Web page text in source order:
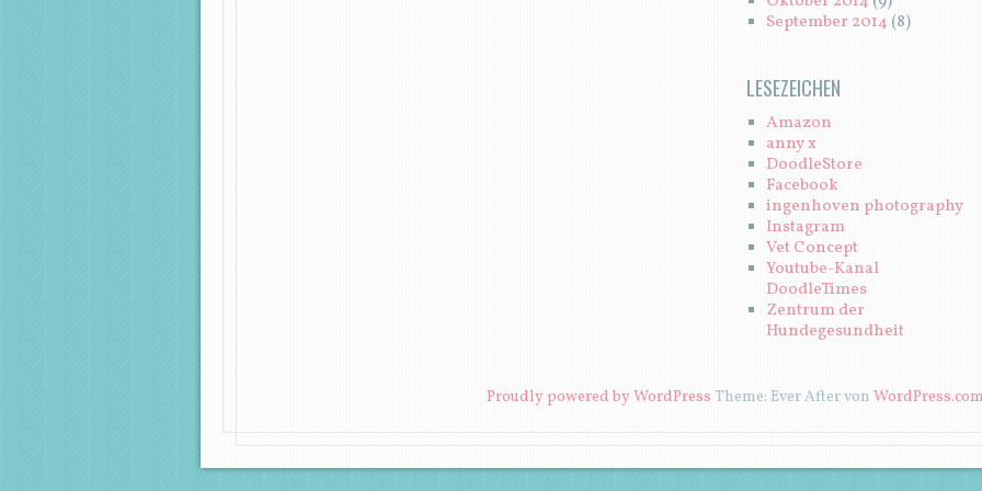
September 2014 (8)
LESEZEICHEN
Amazon
anny x
DoodleStore
Facebook
ingenhoven photography
Instagram
Vet Concept
Youtube-Kanal
DoodleTimes
Zentrum der
Hundegesundheit
Proudly powered by WordPress Theme: Ever After von